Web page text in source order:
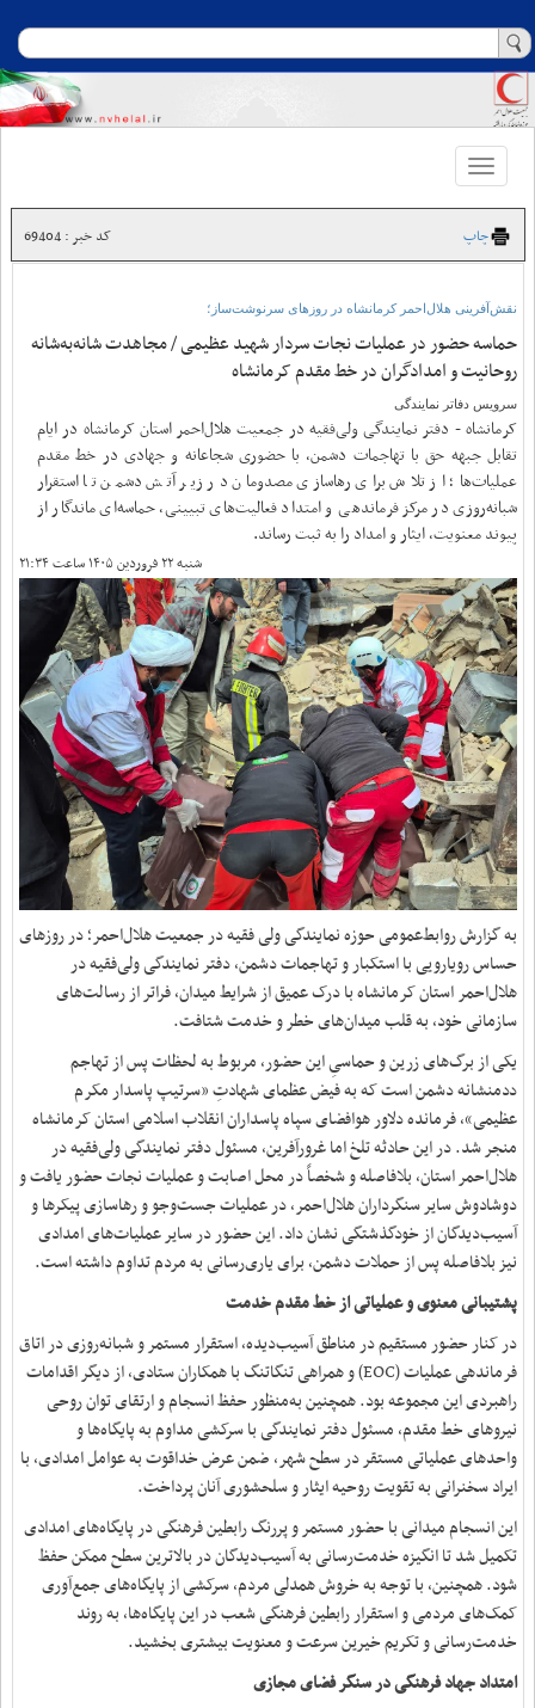
Toggle
navigation
چاپ کد خبر : 69404
نقش‌آفرینی هلال‌احمر کرمانشاه در روزهای سرنوشت‌ساز؛
حماسه حضور در عملیات نجات سردار شهید عظیمی / مجاهدت شانه‌به‌شانه
روحانیت و امدادگران در خط مقدم کرمانشاه
سرویس دفاتر نمایندگی
کرمانشاه - دفتر نمایندگی ولی‌فقیه در جمعیت هلال‌احمر استان کرمانشاه در ایام
تقابل جبهه حق با تهاجمات دشمن، با حضوری شجاعانه و جهادی در خط مقدم
عملیات‌ها؛ از تلاش برای رهاسازی مصدومان در زیر آتش دشمن تا استقرار
شبانه‌روزی در مرکز فرماندهی و امتداد فعالیت‌های تبیینی، حماسه‌ای ماندگار از
پیوند معنویت، ایثار و امداد را به ثبت رساند.
شنبه ۲۲ فروردین ۱۴۰۵ ساعت ۲۱:۳۴
به گزارش روابط‌عمومی حوزه نمایندگی ولی فقیه در جمعیت هلال‌احمر؛ در روزهای
حساس رویارویی با استکبار و تهاجمات دشمن، دفتر نمایندگی ولی‌فقیه در
هلال‌احمر استان کرمانشاه با درک عمیق از شرایط میدان، فراتر از رسالت‌های
سازمانی خود، به قلب میدان‌های خطر و خدمت شتافت.
یکی از برگ‌های زرین و حماسیِ این حضور، مربوط به لحظات پس از تهاجم
ددمنشانه دشمن است که به فیض عظمای شهادتِ «سرتیپ پاسدار مکرم
عظیمی»، فرمانده دلاور هوافضای سپاه پاسداران انقلاب‌ اسلامی‌ استان‌ کرمانشاه
منجر شد. در این حادثه تلخ اما غرورآفرین، مسئول دفتر نمایندگی ولی‌فقیه در
هلال‌احمر استان، بلافاصله و شخصاً در محل اصابت و عملیات نجات حضور یافت و
دوشادوش سایر سنگرداران هلال‌احمر، در عملیات جست‌وجو و رهاسازی پیکرها و
آسیب‌دیدگان از خودگذشتگی نشان داد. این حضور در سایر عملیات‌های امدادی
نیز بلافاصله پس از حملات دشمن، برای یاری‌رسانی به مردم تداوم داشته است.
پشتیبانی معنوی و عملیاتی از خط مقدم خدمت
در کنار حضور مستقیم در مناطق آسیب‌دیده، استقرار مستمر و شبانه‌روزی در اتاق
فرماندهی عملیات (EOC) و همراهی تنگاتنگ با همکاران ستادی، از دیگر اقدامات
راهبردی این مجموعه بود. همچنین به‌منظور حفظ انسجام و ارتقای توان روحی
نیروهای خط مقدم، مسئول دفتر نمایندگی با سرکشی مداوم به پایگاه‌ها و
واحدهای عملیاتی مستقر در سطح شهر، ضمن عرض خداقوت به عوامل امدادی، با
ایراد سخنرانی به تقویت روحیه ایثار و سلحشوری آنان پرداخت.
این انسجام میدانی با حضور مستمر و پررنگ رابطین فرهنگی در پایگاه‌های امدادی
تکمیل شد تا انگیزه خدمت‌رسانی به آسیب‌دیدگان در بالاترین سطح ممکن حفظ
شود. همچنین، با توجه به خروش همدلی مردم، سرکشی از پایگاه‌های جمع‌آوری
کمک‌های مردمی و استقرار رابطین فرهنگی شعب در این پایگاه‌ها، به روند
خدمت‌رسانی و تکریم خیرین سرعت و معنویت بیشتری بخشید.
امتداد جهاد فرهنگی در سنگر فضای مجازی